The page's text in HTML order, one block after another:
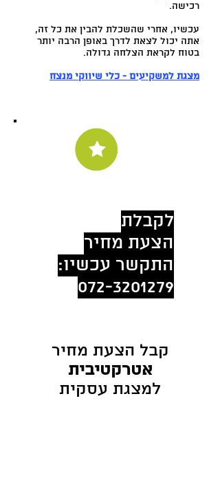
רכישה.
עכשיו, אחרי שהשכלת להבין את כל זה,
אתה יכול לצאת לדרך באופן הרבה יותר
בטוח לקראת הצלחה גדולה.
מצגת למשקיעים - כלי שיווקי מנצח
לקבלת
הצעת מחיר
התקשר עכשיו:
072-3201279
קבל הצעת מחיר
אטרקטיבית
למצגת עסקית